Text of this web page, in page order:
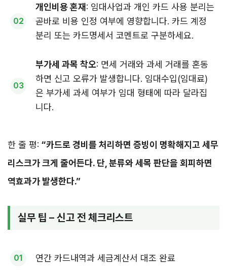
개인비용 혼재: 임대사업과 개인 카드 사용 분리는
곧바로 비용 인정 여부에 영향합니다. 카드 계정
분리 또는 카드명세서 코멘트로 구분하세요.
부가세 과목 착오: 면세 거래와 과세 거래를 혼동
하면 신고 오류가 발생합니다. 임대수입(임대료)
은 부가세 과세 여부가 임대 형태에 따라 달라집
니다.
한 줄 평: “카드로 경비를 처리하면 증빙이 명확해지고 세무
리스크가 크게 줄어든다. 단, 분류와 세목 판단을 회피하면
역효과가 발생한다.”
실무 팁 – 신고 전 체크리스트
연간 카드내역과 세금계산서 대조 완료